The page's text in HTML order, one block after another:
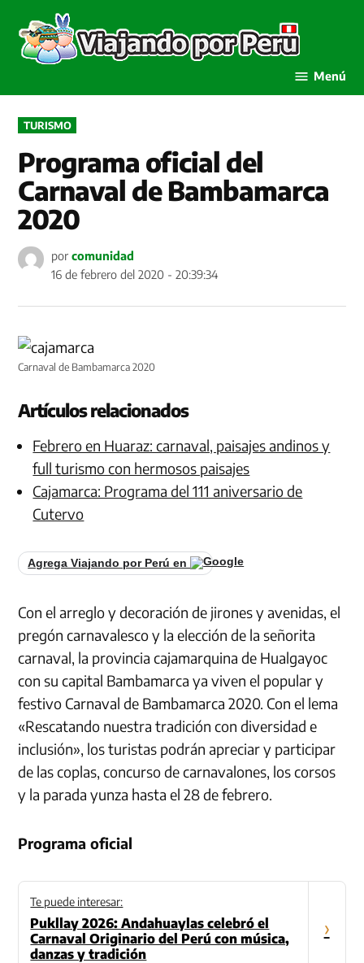
contenido
por
Menú
PUBLICADO
EN
TURISMO
Programa oficial del
Carnaval de Bambamarca
2020
por comunidad
16 de febrero del 2020 - 20:39:34
Carnaval de Bambamarca 2020
Artículos relacionados
Febrero en Huaraz: carnaval, paisajes andinos y
full turismo con hermosos paisajes
Cajamarca: Programa del 111 aniversario de
Cutervo
Agrega Viajando por Perú en
Con el arreglo y decoración de jirones y avenidas, el
pregón carnavalesco y la elección de la señorita
carnaval, la provincia cajamarquina de Hualgayoc
con su capital Bambamarca ya viven el popular y
festivo Carnaval de Bambamarca 2020. Con el lema
«Rescatando nuestra tradición con diversidad e
inclusión», los turistas podrán apreciar y participar
de las coplas, concurso de carnavalones, los corsos
y la parada yunza hasta el 28 de febrero.
Programa oficial
Te puede interesar:
Pukllay 2026: Andahuaylas celebró el
Carnaval Originario del Perú con música,
danzas y tradición
›